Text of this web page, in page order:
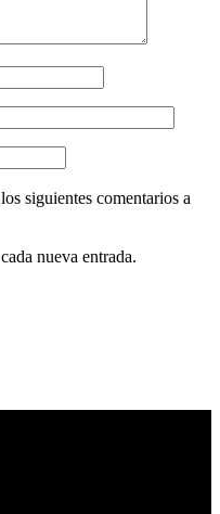
siguientes comentarios a
nueva entrada.